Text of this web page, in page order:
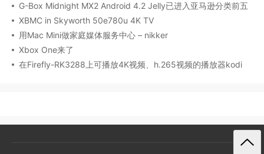
G-Box Midnight MX2 Android 4.2 Jelly已进入亚马逊分类前五
XBMC in Skyworth 50e780u 4K TV
用Mac Mini做家庭媒体服务中心 – nikker
Xbox One来了
在Firefly-RK3288上可播放4K视频、h.265视频的播放器kodi